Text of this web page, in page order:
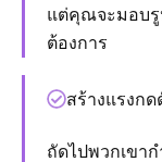
แต่คุณจะมอบรู
ต้องการ
สร้างแรงก
ถัดไปพวกเขา